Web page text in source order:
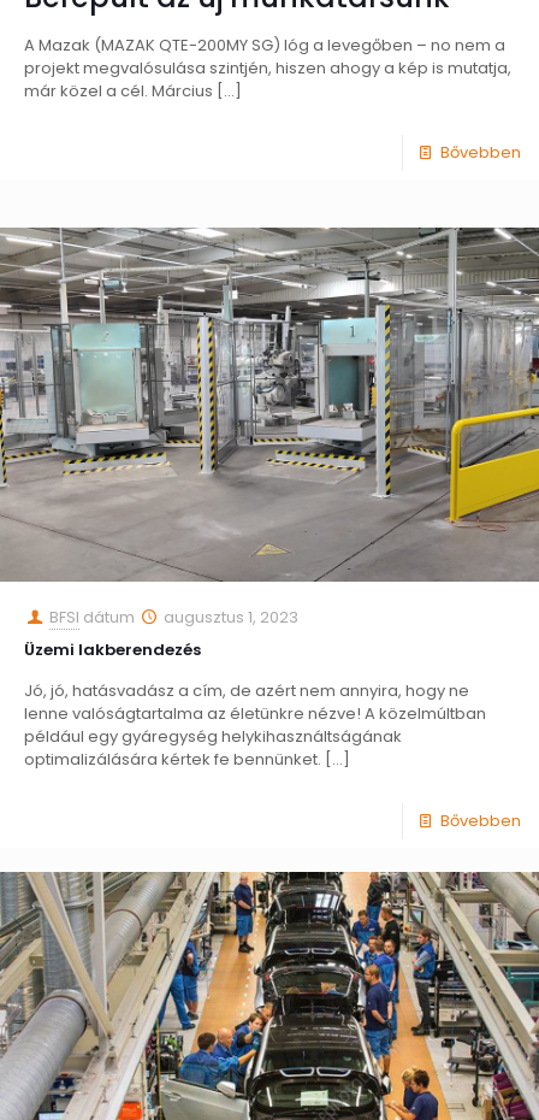
A Mazak (MAZAK QTE-200MY SG) lóg a levegőben – no nem a
projekt megvalósulása szintjén, hiszen ahogy a kép is mutatja,
már közel a cél. Március […]
Bővebben
BFSI dátum
augusztus 1, 2023
Üzemi lakberendezés
Jó, jó, hatásvadász a cím, de azért nem annyira, hogy ne
lenne valóságtartalma az életünkre nézve! A közelmúltban
például egy gyáregység helykihasználtságának
optimalizálására kértek fe bennünket. […]
Bővebben